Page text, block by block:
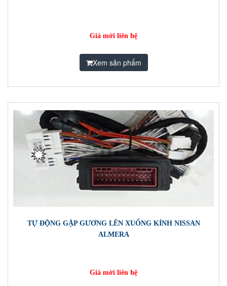
Giá mời liên hệ
Xem sản phẩm
TỰ ĐỘNG GẬP GƯƠNG LÊN XUỐNG KÍNH NISSAN
ALMERA
Giá mời liên hệ